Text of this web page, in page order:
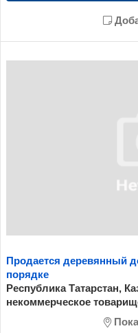
Продается деревянный
порядке
Республика Татарстан,
некоммерческое